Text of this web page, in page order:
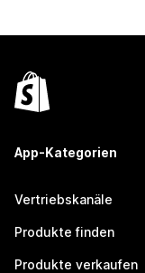
App-Kategorien
Vertriebskanäle
Produkte finden
Produkte verkaufen